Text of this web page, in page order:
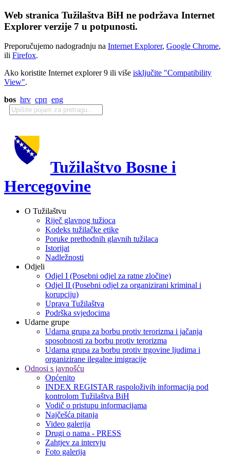
Web stranica Tužilaštva BiH ne podržava Internet
Explorer verzije 7 u potpunosti.
Preporučujemo nadogradnju na Internet Explorer, Google Chrome,
ili Firefox.
Ako koristite Internet explorer 9 ili više isključite "Compatibility
View".
bos hrv срп eng
Tužilaštvo Bosne i
Hercegovine
O Tužilaštvu
Riječ glavnog tužioca
Kodeks tužilačke etike
Poruke prethodnih glavnih tužilaca
Istorijat
Nadležnosti
Odjeli
Odjel I (Posebni odjel za ratne zločine)
Odjel II (Posebni odjel za organizirani kriminal i
korupciju)
Uprava Tužilaštva
Podrška svjedocima
Udarne grupe
Udarna grupa za borbu protiv terorizma i jačanja
sposobnosti za borbu protiv terorizma
Udarna grupa za borbu protiv trgovine ljudima i
organizirane ilegalne imigracije
Odnosi s javnošću
Općenito
INDEX REGISTAR raspoloživih informacija pod
kontrolom Tužilaštva BiH
Vodič o pristupu informacijama
Najčešća pitanja
Video galerija
Drugi o nama - PRESS
Zahtjev za intervju
Foto galerija